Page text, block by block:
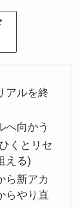
アルを終
へ向かう
くとリセ
える)
ら新アカ
らやり直